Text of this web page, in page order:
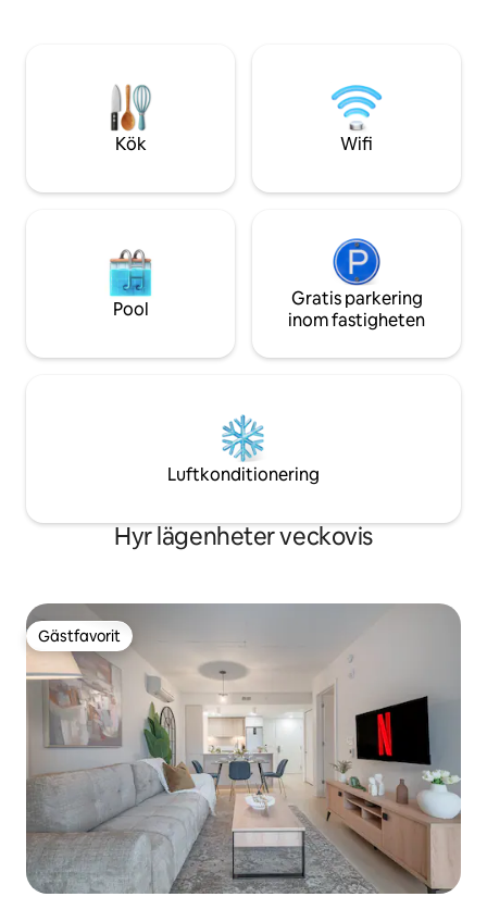
shopping och underhållningsalternativ i
närheten. Din bekväma och eleganta
vistelse väntar!
space, combining
area and a fully
kitchen.
Kök Wifi
Pool
Gratis parkering
inom fastigheten
Luftkonditionering
Hyr lägenheter veckovis
Gästfavorit
Gästfavorit